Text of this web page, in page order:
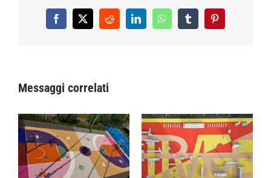
Facebook
X RedditLinkedInWhatsAppTumblrPinterest
Messaggi correlati